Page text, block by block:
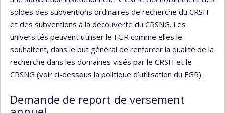
soldes des subventions ordinaires de recherche du CRSH
et des subventions à la découverte du CRSNG. Les
universités peuvent utiliser le FGR comme elles le
souhaitent, dans le but général de renforcer la qualité de la
recherche dans les domaines visés par le CRSH et le
CRSNG (voir ci-dessous la politique d’utilisation du FGR).
Demande de report de versement